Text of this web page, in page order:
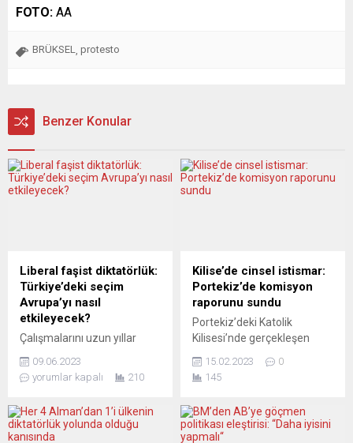
FOTO: AA
BRÜKSEL protesto
Benzer Konular
Liberal faşist diktatörlük:
Türkiye’deki seçim
Avrupa’yı nasıl
etkileyecek?
Çalışmalarını uzun yıllar
araştırmacı-yazar Mahir
Konuk, toplumsal
mücadelesi, halk, neoliberal
barbarlık, demokrasi, seçim,
09.06.2023
yorumlar kapalı
210
Kilise’de cinsel istismar:
Portekiz’de komisyon
raporunu sundu
Portekiz’deki Katolik
Kilisesi’nde gerçekleşen
araştıran bağımsız bir
komisyon, kuruluşundan bir
kamuoyuyla paylaştı.
Rapora göre, 70 yılı aşkın bir
15.02.2023
0
145